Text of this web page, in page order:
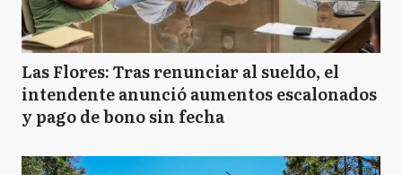
Las Flores: Tras renunciar al sueldo, el
intendente anunció aumentos escalonados
y pago de bono sin fecha